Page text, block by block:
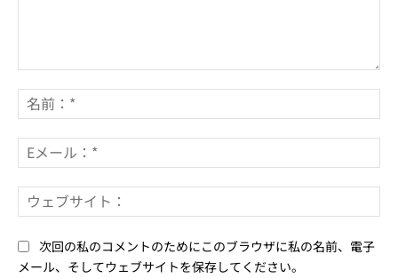
メ
ン
ト：
前
*
メ
ー
*ェ
次回の私のコメントのためにこのブラウザに私の名前、電子
メール、そしてウェブサイトを保存してください。